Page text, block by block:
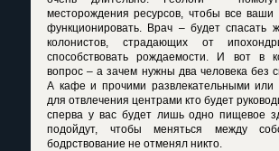
месторождения ресурсов, чтобы все ваши
функционировать. Врач – будет спасать
колонистов, страдающих от
способствовать рождаемости. И вот в
вопрос – а зачем нужны два человека без
А кафе и прочими развлекательными или
для отвлечения центрами кто будет
сперва у вас будет лишь одно пищевое
подойдут, чтобы меняться между
бодрствование не отменял никто.